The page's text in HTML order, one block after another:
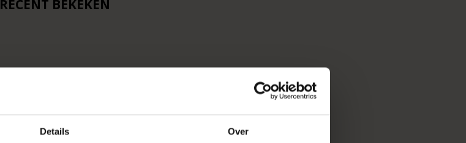
Details Over
RECENT BEKEKEN